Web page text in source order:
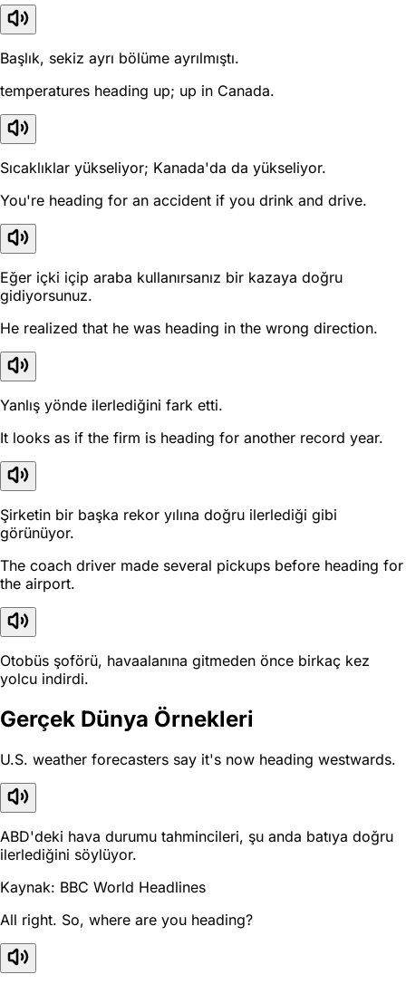
Başlık, sekiz ayrı bölüme ayrılmıştı.
temperatures heading up; up in Canada.
Sıcaklıklar yükseliyor; Kanada'da da yükseliyor.
You're heading for an accident if you drink and drive.
Eğer içki içip araba kullanırsanız bir kazaya doğru
gidiyorsunuz.
He realized that he was heading in the wrong direction.
Yanlış yönde ilerlediğini fark etti.
It looks as if the firm is heading for another record year.
Şirketin bir başka rekor yılına doğru ilerlediği gibi
görünüyor.
The coach driver made several pickups before heading for
the airport.
Otobüs şoförü, havaalanına gitmeden önce birkaç kez
yolcu indirdi.
Gerçek Dünya Örnekleri
U.S. weather forecasters say it's now heading westwards.
ABD'deki hava durumu tahmincileri, şu anda batıya doğru
ilerlediğini söylüyor.
Kaynak: BBC World Headlines
All right. So, where are you heading?